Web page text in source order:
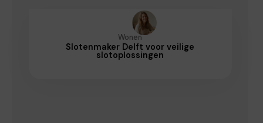
Wonen
Slotenmaker Delft voor veilige
slotoplossingen